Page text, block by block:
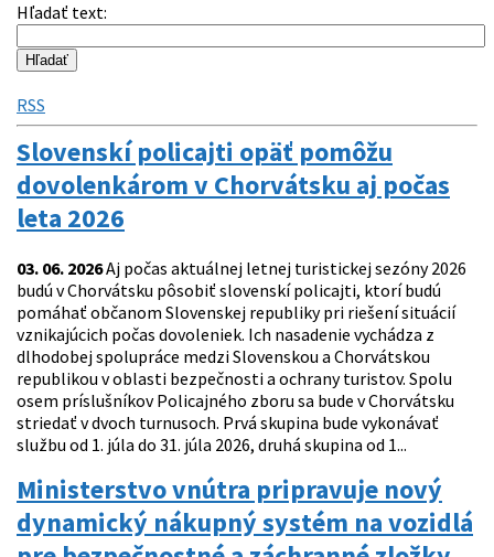
Hľadať text:
RSS
Slovenskí policajti opäť pomôžu
dovolenkárom v Chorvátsku aj počas
leta 2026
03. 06. 2026Aj počas aktuálnej letnej turistickej sezóny 2026
budú v Chorvátsku pôsobiť slovenskí policajti, ktorí budú
pomáhať občanom Slovenskej republiky pri riešení situácií
vznikajúcich počas dovoleniek. Ich nasadenie vychádza z
dlhodobej spolupráce medzi Slovenskou a Chorvátskou
republikou v oblasti bezpečnosti a ochrany turistov. Spolu
osem príslušníkov Policajného zboru sa bude v Chorvátsku
striedať v dvoch turnusoch. Prvá skupina bude vykonávať
službu od 1. júla do 31. júla 2026, druhá skupina od 1...
Ministerstvo vnútra pripravuje nový
dynamický nákupný systém na vozidlá